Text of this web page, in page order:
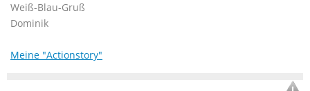
Weiß-Blau-Gruß
Dominik
Meine "Actionstory"